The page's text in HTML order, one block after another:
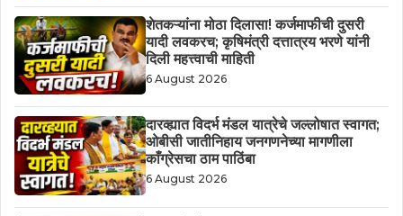
शेतकऱ्यांना मोठा दिलासा! कर्जमाफीची दुसरी
यादी लवकरच; कृषिमंत्री दत्तात्रय भरणे यांनी
दिली महत्त्वाची माहिती
6 August 2026
दारव्ह्यात विदर्भ मंडल यात्रेचे जल्लोषात स्वागत;
ओबीसी जातीनिहाय जनगणनेच्या मागणीला
काँग्रेसचा ठाम पाठिंबा
6 August 2026